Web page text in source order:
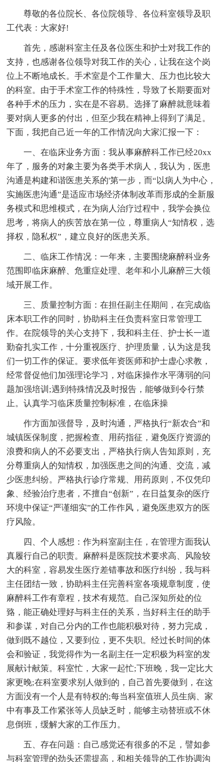
尊敬的各位院长、各位院领导、各位科室领导及职
工代表：大家好!
首先，感谢科室主任及各位医生和护士对我工作的
支持，也感谢各位领导对我工作的关心，让我在这个岗
位上不断地成长。手术室是个工作量大、压力也比较大
的科室。由于手术室工作的特殊性，导致了长期要面对
各种手术的压力，实在是不容易。选择了麻醉就意味着
要对病人更多的付出，但至少我在精神上得到了满足。
下面，我把自己近一年的工作情况向大家汇报一下：
一、在临床业务方面：我从事麻醉科工作已经20xx
年了，服务的对象主要为各类手术病人，我认为，医患
沟通是构建和谐医患关系的'第一步，而“以病人为中心，
实施医患沟通”是适应市场经济体制改革而形成的全新服
务模式和思维模式，在为病人治疗过程中，我学会换位
思考，将病人的疾苦放在第一位，尊重病人“知情权，选
择权，隐私权”，建立良好的医患关系。
二、临床工作情况：一年来，主要围绕麻醉科业务
范围即临床麻醉、危重症处理、老年和小儿麻醉三大领
域开展工作。
三、质量控制方面：在担任副主任期间，在完成临
床本职工作的同时，协助科主任负责科室日常管理工
作。在院领导的关心支持下，我和科主任、护士长一道
勤奋扎实工作，十分重视医疗、护理质量，认为这是我
们一切工作的保证。要求低年资医师和护士虚心求教，
经常督促他们加强理论学习，对临床操作水平薄弱的问
题加强培训;遇到特殊情况及时报告，能够做到令行禁
止。认真学习临床质量控制标准，在临床操
作方面加强督导，及时沟通，严格执行“新农合”和
城镇医保制度，把握检查、用药指征，避免医疗资源的
浪费和病人的不必要支出，严格执行病人告知原则，充
分尊重病人的知情权，加强医患之间的沟通、交流，减
少医患纠纷。严格执行诊疗常规、用药原则，不仅凭印
象、经验治疗患者，不擅自“创新”，在日益复杂的医疗
环境中保证“严谨细实”的工作作风，避免医患双方的医
疗风险。
四、个人感想：作为科室副主任，在管理方面我认
真履行自己的职责。麻醉科是医院技术要求高、风险较
大的科室，容易发生医疗差错事故和医疗纠纷，我与科
主任团结一致，协助科主任完善科室各项规章制度，使
麻醉科工作有章程，技术有规范。自己深知所处的位
臵，能正确处理好与科主任的关系，当好科主任的助手
和参谋，对自己分内的工作也能积极对待，努力完成，
做到既不越位，又要到位，更不失职。经过长时间的体
会和验证，我觉得作为一名副主任一定积极为科室的发
展献计献策。科室忙，大家一起忙;下班晚，我一定比大
家更晚;在科室要求别人做到的，自己首先要做到，在这
方面没有一个人是有特权的;每当科室值班人员生病、家
中有事及工作紧张等人员缺乏时，能够主动替班或不休
息倒班，缓解大家的工作压力。
五、存在问题：自己感觉还有很多的不足，譬如参
与科室管理的劲头还需提高，和相关领导的工作协调沟